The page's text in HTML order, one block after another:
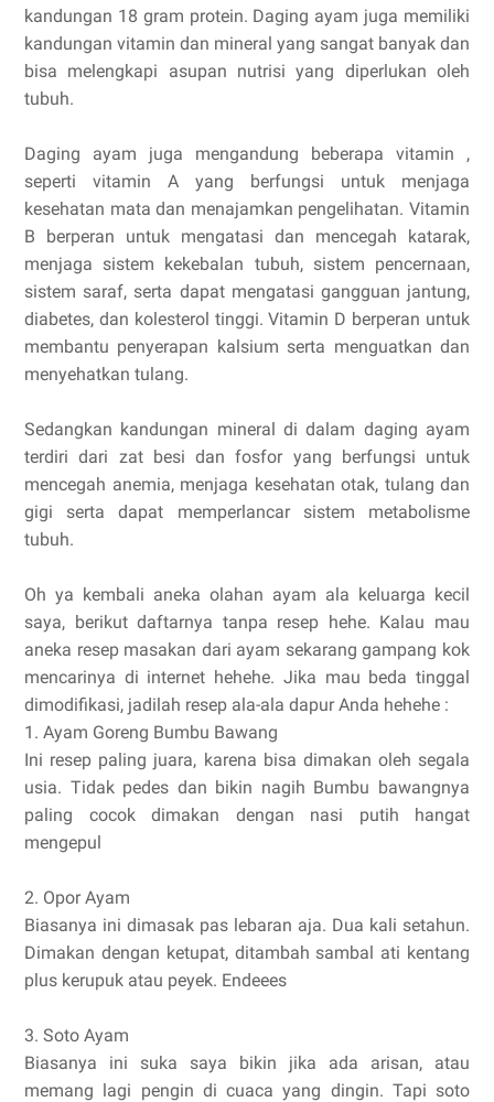
kandungan 18 gram protein. Daging ayam juga memiliki
kandungan vitamin dan mineral yang sangat banyak dan
bisa melengkapi asupan nutrisi yang diperlukan oleh
tubuh.
Daging ayam juga mengandung beberapa vitamin ,
seperti vitamin A yang berfungsi untuk menjaga
kesehatan mata dan menajamkan pengelihatan. Vitamin
B berperan untuk mengatasi dan mencegah katarak,
menjaga sistem kekebalan tubuh, sistem pencernaan,
sistem saraf, serta dapat mengatasi gangguan jantung,
diabetes, dan kolesterol tinggi. Vitamin D berperan untuk
membantu penyerapan kalsium serta menguatkan dan
menyehatkan tulang.
Sedangkan kandungan mineral di dalam daging ayam
terdiri dari zat besi dan fosfor yang berfungsi untuk
mencegah anemia, menjaga kesehatan otak, tulang dan
gigi serta dapat memperlancar sistem metabolisme
tubuh.
Oh ya kembali aneka olahan ayam ala keluarga kecil
saya, berikut daftarnya tanpa resep hehe. Kalau mau
aneka resep masakan dari ayam sekarang gampang kok
mencarinya di internet hehehe. Jika mau beda tinggal
dimodifikasi, jadilah resep ala-ala dapur Anda hehehe :
1. Ayam Goreng Bumbu Bawang
Ini resep paling juara, karena bisa dimakan oleh segala
usia. Tidak pedes dan bikin nagih Bumbu bawangnya
paling cocok dimakan dengan nasi putih hangat
mengepul
2. Opor Ayam
Biasanya ini dimasak pas lebaran aja. Dua kali setahun.
Dimakan dengan ketupat, ditambah sambal ati kentang
plus kerupuk atau peyek. Endeees
3. Soto Ayam
Biasanya ini suka saya bikin jika ada arisan, atau
memang lagi pengin di cuaca yang dingin. Tapi soto